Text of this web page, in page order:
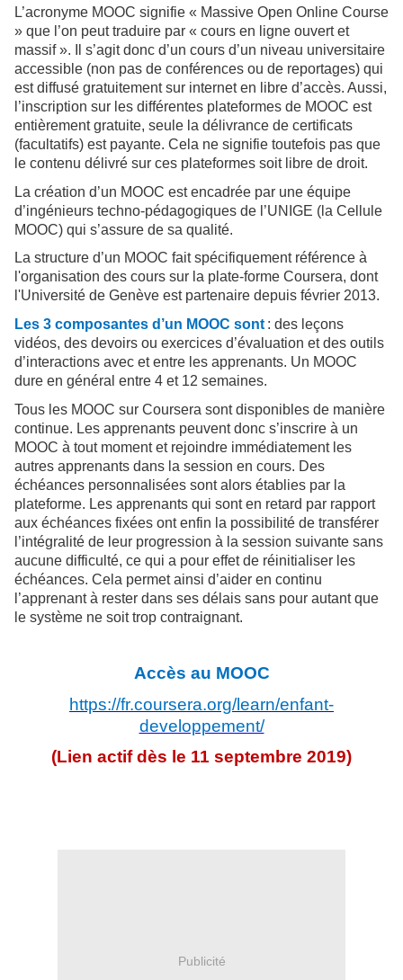
L’acronyme MOOC signifie « Massive Open Online Course
» que l’on peut traduire par « cours en ligne ouvert et
massif ». Il s’agit donc d’un cours d’un niveau universitaire
accessible (non pas de conférences ou de reportages) qui
est diffusé gratuitement sur internet en libre d’accès. Aussi,
l’inscription sur les différentes plateformes de MOOC est
entièrement gratuite, seule la délivrance de certificats
(facultatifs) est payante. Cela ne signifie toutefois pas que
le contenu délivré sur ces plateformes soit libre de droit.
La création d’un MOOC est encadrée par une équipe
d’ingénieurs techno-pédagogiques de l’UNIGE (la Cellule
MOOC) qui s’assure de sa qualité.
La structure d’un MOOC fait spécifiquement référence à
l'organisation des cours sur la plate-forme Coursera, dont
l'Université de Genève est partenaire depuis février 2013.
Les 3 composantes d’un MOOC sont : des leçons
vidéos, des devoirs ou exercices d’évaluation et des outils
d’interactions avec et entre les apprenants. Un MOOC
dure en général entre 4 et 12 semaines.
Tous les MOOC sur Coursera sont disponibles de manière
continue. Les apprenants peuvent donc s’inscrire à un
MOOC à tout moment et rejoindre immédiatement les
autres apprenants dans la session en cours. Des
échéances personnalisées sont alors établies par la
plateforme. Les apprenants qui sont en retard par rapport
aux échéances fixées ont enfin la possibilité de transférer
l’intégralité de leur progression à la session suivante sans
aucune difficulté, ce qui a pour effet de réinitialiser les
échéances. Cela permet ainsi d’aider en continu
l’apprenant à rester dans ses délais sans pour autant que
le système ne soit trop contraignant.
Accès au MOOC
https://fr.coursera.org/learn/enfant-
developpement/
(Lien actif dès le 11 septembre 2019)
Publicité